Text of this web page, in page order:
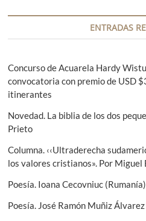
i
ó
d
e
e
n
t
r
a
d
i
r
:
g
e
n
e
ENTRADAS
Concurso de Acuarela Hardy
convocatoria con premio de USD
itinerantes
Novedad. La biblia de los dos
Prieto
Columna. ‹‹Ultraderecha
los valores cristianos». Por Miguel
Poesía. Ioana Cecovniuc (Rumanía)
Poesía. José Ramón Muñiz